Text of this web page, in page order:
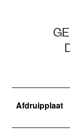
Afdruipplaat